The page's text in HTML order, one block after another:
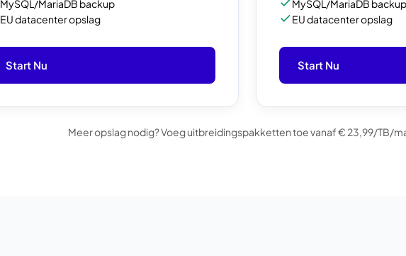
MySQL/MariaDB backup
EU datacenter opslag
Start Nu
MySQL/MariaDB backup
EU datacenter opslag
Start Nu
Meer opslag nodig? Voeg uitbreidingspakketten toe vanaf € 23,99/TB/